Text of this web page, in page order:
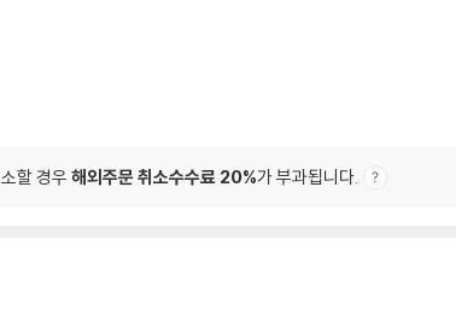
할 경우 해외주문 취소수수료 20%가 부과됩니다.